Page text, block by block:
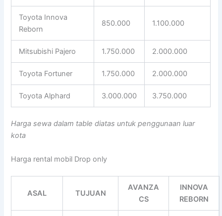
Toyota Innova
Reborn
850.000 1.100.000
Mitsubishi Pajero 1.750.000 2.000.000
Toyota Fortuner 1.750.000 2.000.000
Toyota Alphard 3.000.000 3.750.000
Harga sewa dalam table diatas untuk penggunaan luar
kota
Harga rental mobil Drop only
ASAL TUJUAN
AVANZA
CS
INNOVA
REBORN